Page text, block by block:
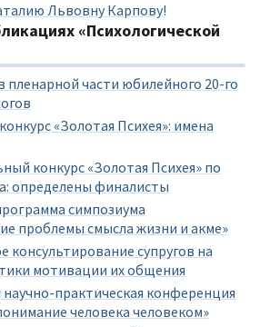
Львовну Карпову!
«Психологической
пленарной части юбилейного 20-го
«Золотая Психея»: имена
конкурс «Золотая Психея» по
определены финалисты
симпозиума
проблемы смысла жизни и акме»
консультирование супругов на
мотивации их общения
практическая конференция
человека человеком»